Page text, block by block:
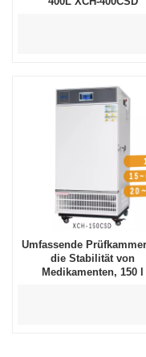
Umfassende
die Stabilität von
Medikamenten, 150 l